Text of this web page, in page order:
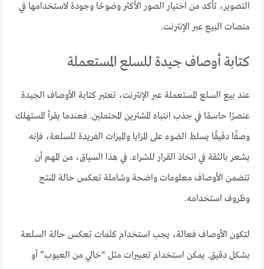
التصوير، تأكد من اختيار الصور الأكثر وضوحًا وجودة لاستخدامها في
منصات البيع عبر الإنترنت.
كتابة أوصاف جيدة للسلع المستعملة
عند بيع السلع المستعملة عبر الإنترنت، تعتبر كتابة الأوصاف الجيدة
عنصرًا حاسمًا في جذب انتباه المشترين المحتملين. فعندما يقرأ المستهلك
وصفًا دقيقًا يسلط الضوء على المزايا والميزات الفريدة للسلعة، فإنه
يشعر بالثقة في اتخاذ القرار للشراء. في هذا السياق، من المهم أن
تتضمن الأوصاف معلومات واضحة وشاملة تعكس حالة المنتج
وظروف استخدامه.
لتكون الأوصاف فعالة، يجب استخدام كلمات تعكس حالة السلعة
بشكل دقيق. يمكن استخدام تعبيرات مثل “خالي من العيوب” أو